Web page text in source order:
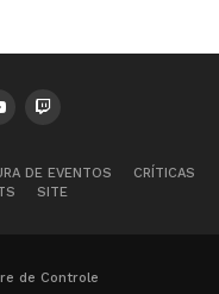
DE EVENTOS
CRÍTICAS
SITE
de Controle